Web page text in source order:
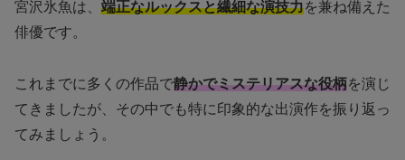
宮沢氷魚は、 端正なルックスと繊細な演技力を兼ね備えた
俳優です。
これまでに多くの作品で静かでミステリアスな役柄を演じ
てきましたが、その中でも特に印象的な出演作を振り返っ
てみましょう。